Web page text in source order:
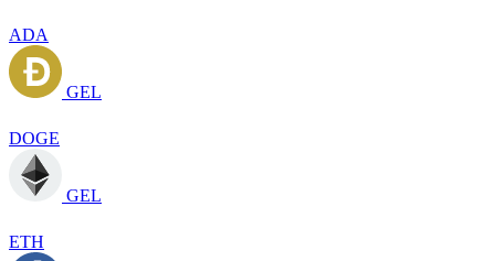
ADA
GEL
DOGE
GEL
ETH